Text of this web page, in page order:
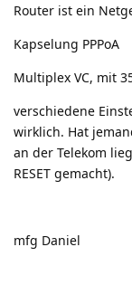
Router ist ein
Kapselung PPPoA
Multiplex VC, mit
verschiedene
wirklich. Hat
an der Telekom
RESET gemacht).
mfg Daniel